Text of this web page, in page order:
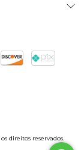
direitos reservados.